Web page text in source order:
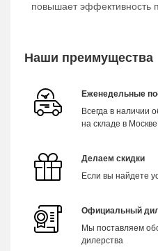
повышает эффективность
Наши преимущества
Еженедельные
Всегда в наличии
на складе в Москве
Делаем скидки
Если вы найдете
Официальный
Мы поставляем
дилерства